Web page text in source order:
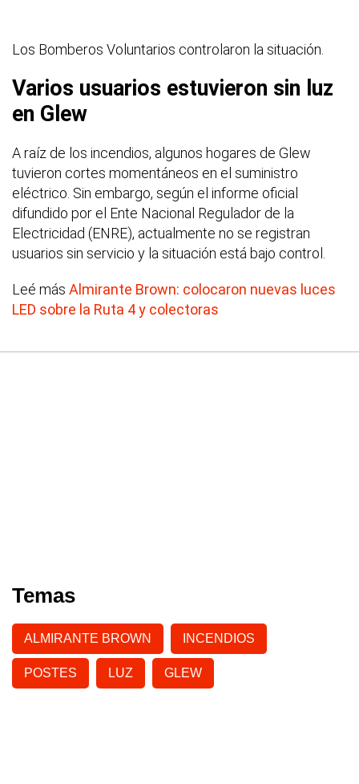
Los Bomberos Voluntarios controlaron la situación.
Varios usuarios estuvieron sin luz
en Glew
A raíz de los incendios, algunos hogares de Glew
tuvieron cortes momentáneos en el suministro
eléctrico. Sin embargo, según el informe oficial
difundido por el Ente Nacional Regulador de la
Electricidad (ENRE), actualmente no se registran
usuarios sin servicio y la situación está bajo control.
Leé más Almirante Brown: colocaron nuevas luces
LED sobre la Ruta 4 y colectoras
Temas
ALMIRANTE BROWN INCENDIOS
POSTES LUZ GLEW